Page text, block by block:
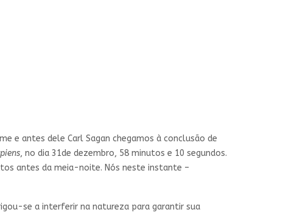
e antes dele Carl Sagan chegamos à conclusão de
, no dia 31de dezembro, 58 minutos e 10 segundos.
antes da meia-noite. Nós neste instante –
se a interferir na natureza para garantir sua